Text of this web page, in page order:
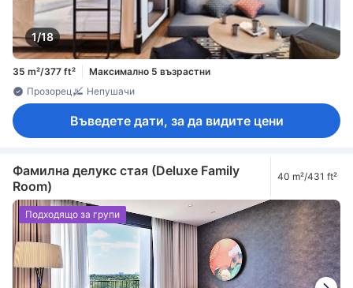
1/18
35 m²/377 ft²
Максимално 5 възрастни
Прозорец
Непушачи
Въведете дати, за да видите цени
Фамилна делукс стая (Deluxe Family
Room)
40 m²/431 ft²
Подходящо за групи